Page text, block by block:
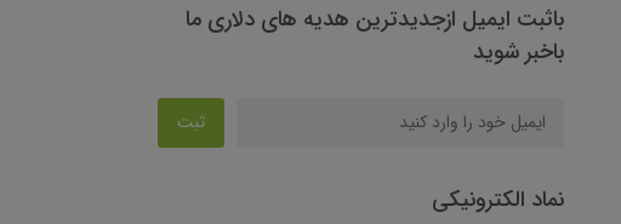
باثبت ایمیل ازجدیدترین هدیه های دلاری ما
باخبر شوید
ثبت
نماد الکترونیکی